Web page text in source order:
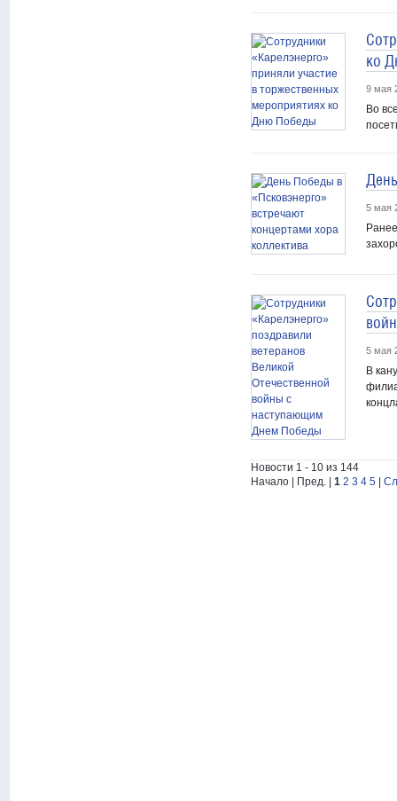
ко
9 мая
Во
5 мая
5 мая
В
Новости 1 - 10 из 144
Начало | Пред. | 1 2 3 4 5